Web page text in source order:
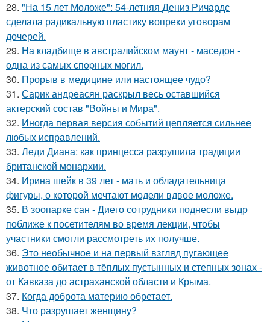
28. "На 15 лет Моложе": 54-летняя Дениз Ричардс
сделала радикальную пластику вопреки уговорам
дочерей.
29. На кладбище в австpалийском маунт - маседон -
одна из самых спopных могил.
30. Прорыв в медицине или настоящее чудо?
31. Сарик андреасян раскрыл весь оставшийся
актерский состав "Войны и Мира".
32. Иногда первая версия событий цепляется сильнее
любых исправлений.
33. Леди Диана: как принцесса разрушила традиции
британской монархии.
34. Ирина шейк в 39 лет - мать и обладательница
фигуры, о которой мечтают модели вдвое моложе.
35. В зоопарке сан - Диего сотрудники поднесли выдр
поближе к посетителям во время лекции, чтобы
участники смогли рассмотреть их получше.
36. Это необычное и на первый взгляд пугающее
животное обитает в тёплых пустынных и степных зонах -
от Кавказа до астраханской области и Крыма.
37. Когда доброта материю обретает.
38. Что разрушает женщину?